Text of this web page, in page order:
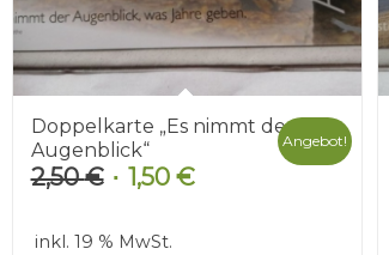
Doppelkarte „Es nimmt der
Augenblick“
2,50€ Ursprünglicher
war:
1,50 €Aktueller
Angebot!
inkl. 19 % MwSt.